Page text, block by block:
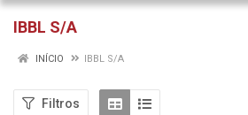
IBBL S/A
INÍCIO IBBL S/A
Filtros